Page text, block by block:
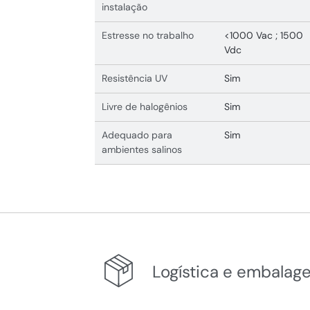
instalação
Estresse no trabalho
<1000 Vac ; 1500
Vdc
Resistência UV Sim
Livre de halogênios Sim
Adequado para
ambientes salinos
Sim
Logística e